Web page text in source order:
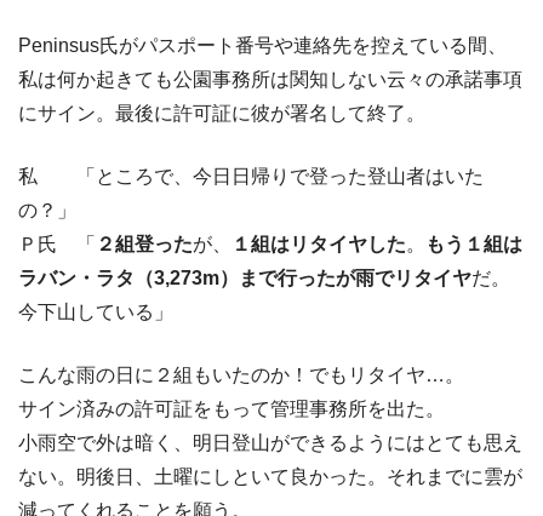
Peninsus氏がパスポート番号や連絡先を控えている間、
私は何か起きても公園事務所は関知しない云々の承諾事項
にサイン。最後に許可証に彼が署名して終了。
私 「ところで、今日日帰りで登った登山者はいた
の？」
Ｐ氏 「 ２組登ったが、 １組はリタイヤした。
もう１組は
ラバン・ラタ（3,273m）まで行ったが雨でリタイヤだ。
今下山している」
こんな雨の日に２組もいたのか！でもリタイヤ…。
サイン済みの許可証をもって管理事務所を出た。
小雨空で外は暗く、明日登山ができるようにはとても思え
ない。明後日、土曜にしといて良かった。それまでに雲が
減ってくれることを願う。